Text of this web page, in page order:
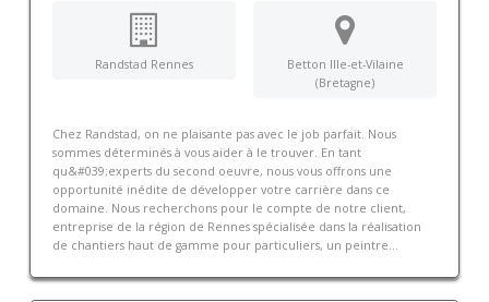
Randstad Rennes
Betton Ille-et-Vilaine
(Bretagne)
Chez Randstad, on ne plaisante pas avec le job parfait. Nous
sommes déterminés à vous aider à le trouver. En tant
qu&#039;experts du second oeuvre, nous vous offrons une
opportunité inédite de développer votre carrière dans ce
domaine. Nous recherchons pour le compte de notre client,
entreprise de la région de Rennes spécialisée dans la réalisation
de chantiers haut de gamme pour particuliers, un peintre...